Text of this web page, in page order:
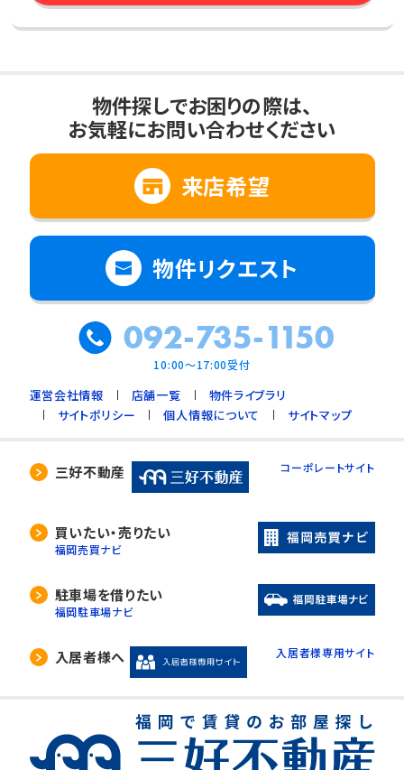
物件探しでお困りの際は、
お気軽にお問い合わせください
来店希望
物件リクエスト
092-735-1150
10:00～17:00受付
運営会社情報 店舗一覧
物件ライブラリ
サイトポリシー
個人情報について サイトマップ
三好不動産 コーポレートサイト
買いたい・売りたい
福岡売買ナビ
駐車場を借りたい
福岡駐車場ナビ
入居者様へ 入居者様専用サイト